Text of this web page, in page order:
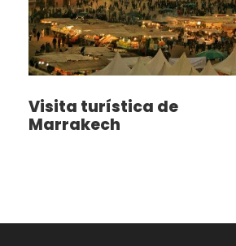
Visita turística de
Marrakech